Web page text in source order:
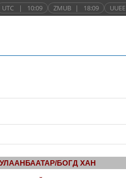
UTC | 10:09 ZMUB | 18:09 UUEE